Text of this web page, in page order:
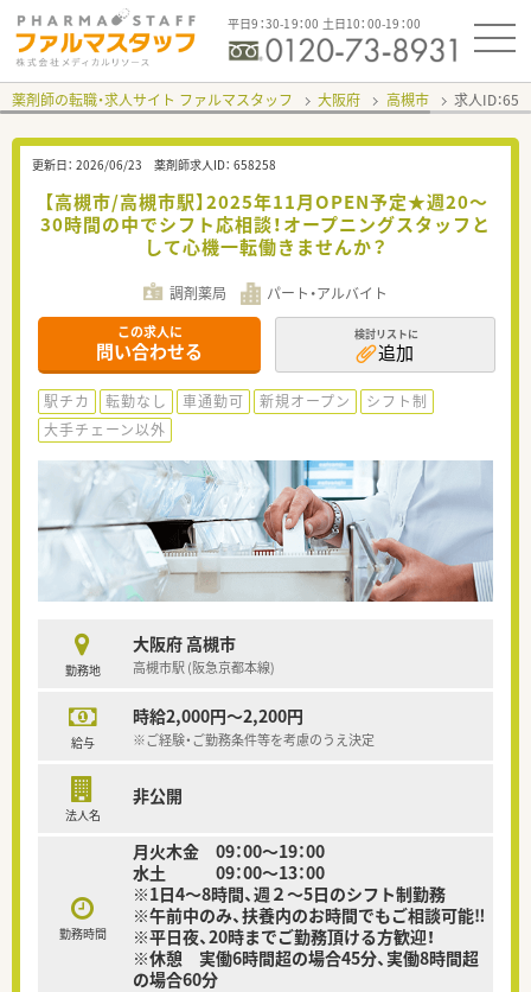
平日9：30-19：00 土日10：00-19：00
薬剤師の転職・求人サイト ファルマスタッフ 大阪府 高槻市 求人ID：
更新日： 2026/06/23 薬剤師求人ID： 658258
【高槻市/高槻市駅】2025年11月OPEN予定★週20～
30時間の中でシフト応相談！オープニングスタッフと
して心機一転働きませんか？
調剤薬局 パート・アルバイト
この求人に
問い合わせる
検討リストに
追加
駅チカ 転勤なし 車通勤可 新規オープン
シフト制
大手チェーン以外
勤務地
大阪府 高槻市
高槻市駅 (阪急京都本線)
給与
時給2,000円～2,200円
※ご経験・ご勤務条件等を考慮のうえ決定
法人名
非公開
勤務時間
月火木金 09：00～19：00
水土 09：00～13：00
※1日4～8時間、週２～5日のシフト制勤務
※午前中のみ、扶養内のお時間でもご相談可能‼
※平日夜、20時までご勤務頂ける方歓迎！
※休憩 実働6時間超の場合45分、実働8時間超
の場合60分